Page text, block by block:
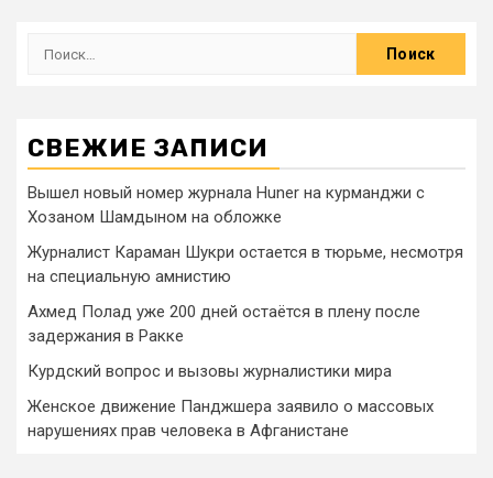
СВЕЖИЕ ЗАПИСИ
Вышел новый номер журнала Huner на курманджи с
Хозаном Шамдыном на обложке
Журналист Караман Шукри остается в тюрьме, несмотря
на специальную амнистию
Ахмед Полад уже 200 дней остаётся в плену после
задержания в Ракке
Курдский вопрос и вызовы журналистики мира
Женское движение Панджшера заявило о массовых
нарушениях прав человека в Афганистане